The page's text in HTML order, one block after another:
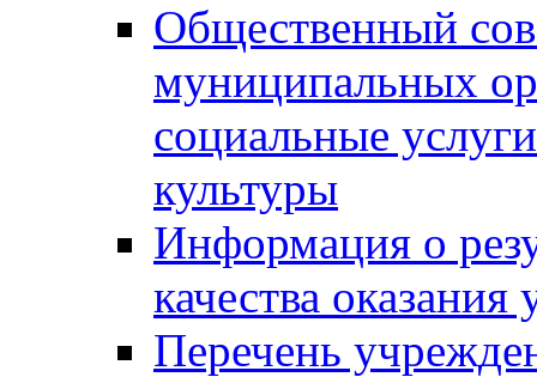
Общественный
муниципальных
социальные
культуры
Информация о
качества оказания
Перечень